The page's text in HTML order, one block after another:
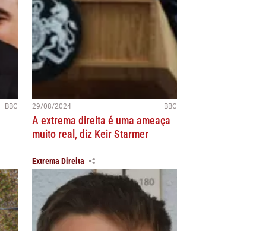
BBC 29/08/2024 BBC
A extrema direita é uma ameaça
muito real, diz Keir Starmer
Extrema Direita